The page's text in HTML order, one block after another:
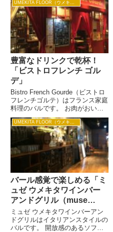
豊富で、常時30種類以上あっ
て、女子呑みにもってこいなお店
です。 バーカウンターもあるの
で、じっくりと語り合いたいと...
UMEKITA FLOOR（ウメキタフロア）
豊富なドリンクで乾杯！
「ビストロフレンチ ゴル
デ」
Bistro French Gourde（ビストロ
フレンチゴルテ）はフランス家庭
料理のバルです。 お肉がおいし
いフレンチなのですが、その日仕
入れた旬の食材を調理するため、
時には珍しい食材に出会えるかも
しれませんね。 ゴルデの自慢は
和牛ホホ肉...
UMEKITA FLOOR（ウメキタフロア）
バール感覚で楽しめる「ミ
ュゼ ウメキタワインバー
アンドグリル（muse
umekita
winebar&grill）」
ミュゼ ウメキタワインバーアン
ドグリルはイタリアンスタイルの
バルです。 開放感のあるソファ